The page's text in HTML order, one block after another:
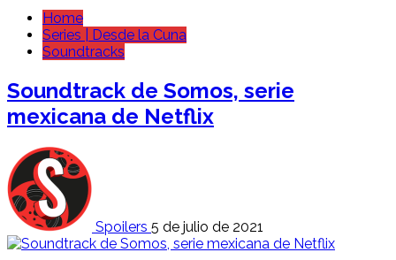
Home
Series | Desde la Cuna
Soundtracks
Soundtrack de Somos, serie
mexicana de Netflix
Spoilers 5 de julio de 2021